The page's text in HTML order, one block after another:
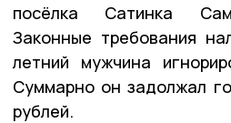
посёлка Сатинка
Законные требования
летний мужчина
Суммарно он задолжал
рублей.